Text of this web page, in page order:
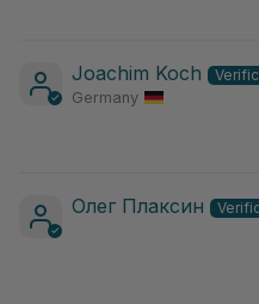
Joachim Koch
Germany
Олег Плаксин